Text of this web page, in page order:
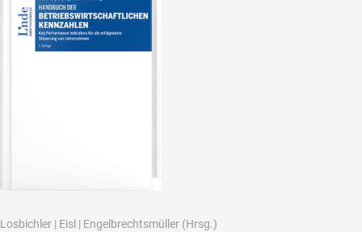
Losbichler | Eisl | Engelbrechtsmüller (Hrsg.)